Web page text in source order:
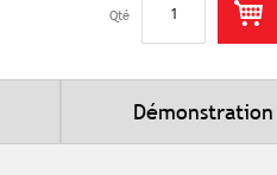
Qté
Démonstration